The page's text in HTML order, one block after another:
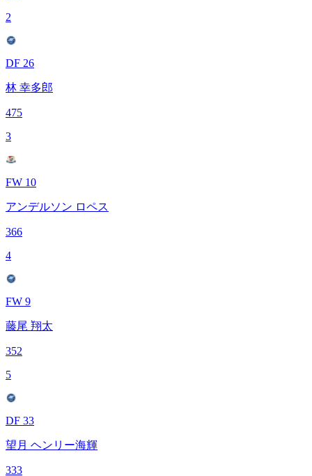
2
DF 26
林 幸多郎
475
3
FW 10
アンデルソン ロペス
366
4
FW 9
藤尾 翔太
352
5
DF 33
望月 ヘンリー海輝
333